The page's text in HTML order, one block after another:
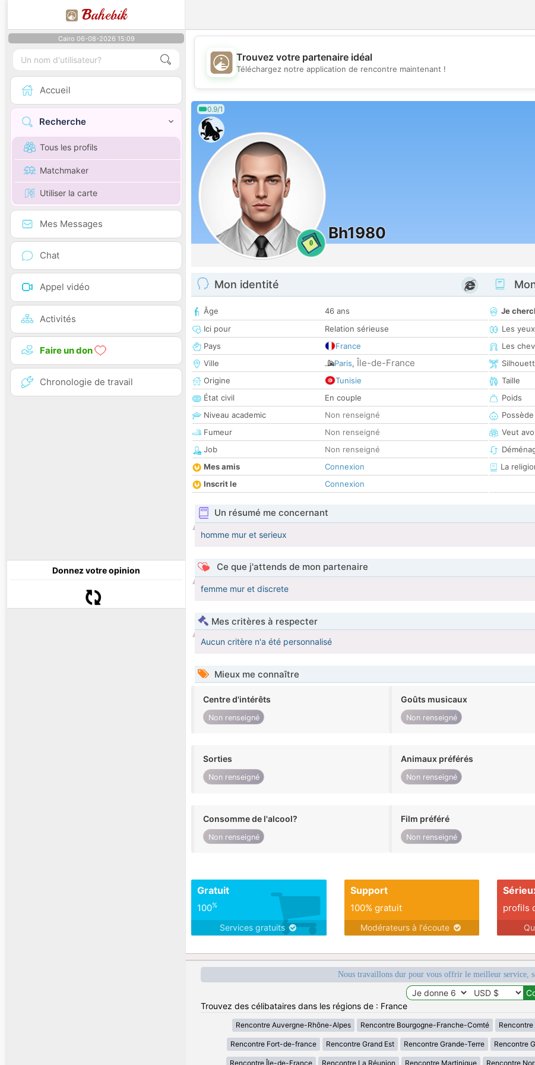
Bahebik
Cairo 06-08-2026 15:09
Accueil
Recherche
Tous les profils
Matchmaker
Utiliser la carte
Mes Messages
Chat
Appel vidéo
Activités
Faire un don
Chronologie de travail
Donnez votre opinion
💖
Trouvez votre partenaire idéal
Téléchargez notre application de rencontre maintenant !
0.9/1
0
Bh1980
Mon identité
Âge
46 ans
Ici pour
Relation sérieuse
Pays
France
Ville
Paris, Île-de-France
Origine
Tunisie
État civil
En couple
Niveau academic
Non renseigné
Fumeur
Non renseigné
Job
Non renseigné
Mes amis
Connexion
Inscrit le
Connexion
Je
Les yeux
Les
Taille
Poids
Veut
La
Un résumé me concernant
homme mur et serieux
Ce que j'attends de mon partenaire
femme mur et discrete
Mes critères à respecter
Aucun critère n'a été personnalisé
Mieux me connaître
Centre d'intérêts
Non renseigné
Goûts musicaux
Non renseigné
Sorties
Non renseigné
Animaux préférés
Non renseigné
Consomme de l'alcool?
Non renseigné
Film préféré
Non renseigné
Gratuit
100%
Services gratuits
Support
100% gratuit
Modérateurs à l'écoute
profils
Nous travaillons dur pour vous offrir le meilleur service,
Trouvez des célibataires dans les régions de : France
Rencontre Auvergne-Rhône-Alpes Rencontre Bourgogne-Franche-Comté
Rencontre Fort-de-france Rencontre Grand Est Rencontre Grande-Terre Rencontre
Rencontre Île-de-France Rencontre La Réunion Rencontre Martinique Rencontre